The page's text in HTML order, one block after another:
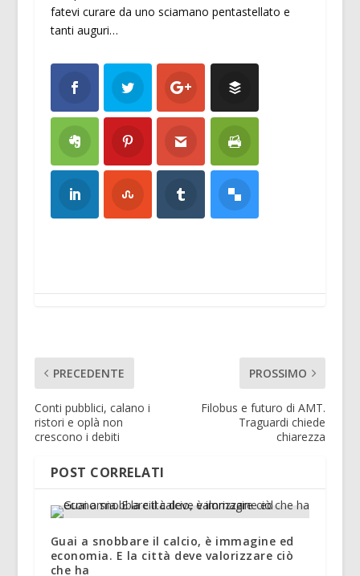
fatevi curare da uno sciamano pentastellato e
tanti auguri…
PRECEDENTE
Conti pubblici, calano i
ristori e oplà non
crescono i debiti
PROSSIMO
Filobus e futuro di AMT.
Traguardi chiede
chiarezza
POST CORRELATI
Guai a snobbare il calcio, è immagine ed
economia. E la città deve valorizzare ciò
che ha